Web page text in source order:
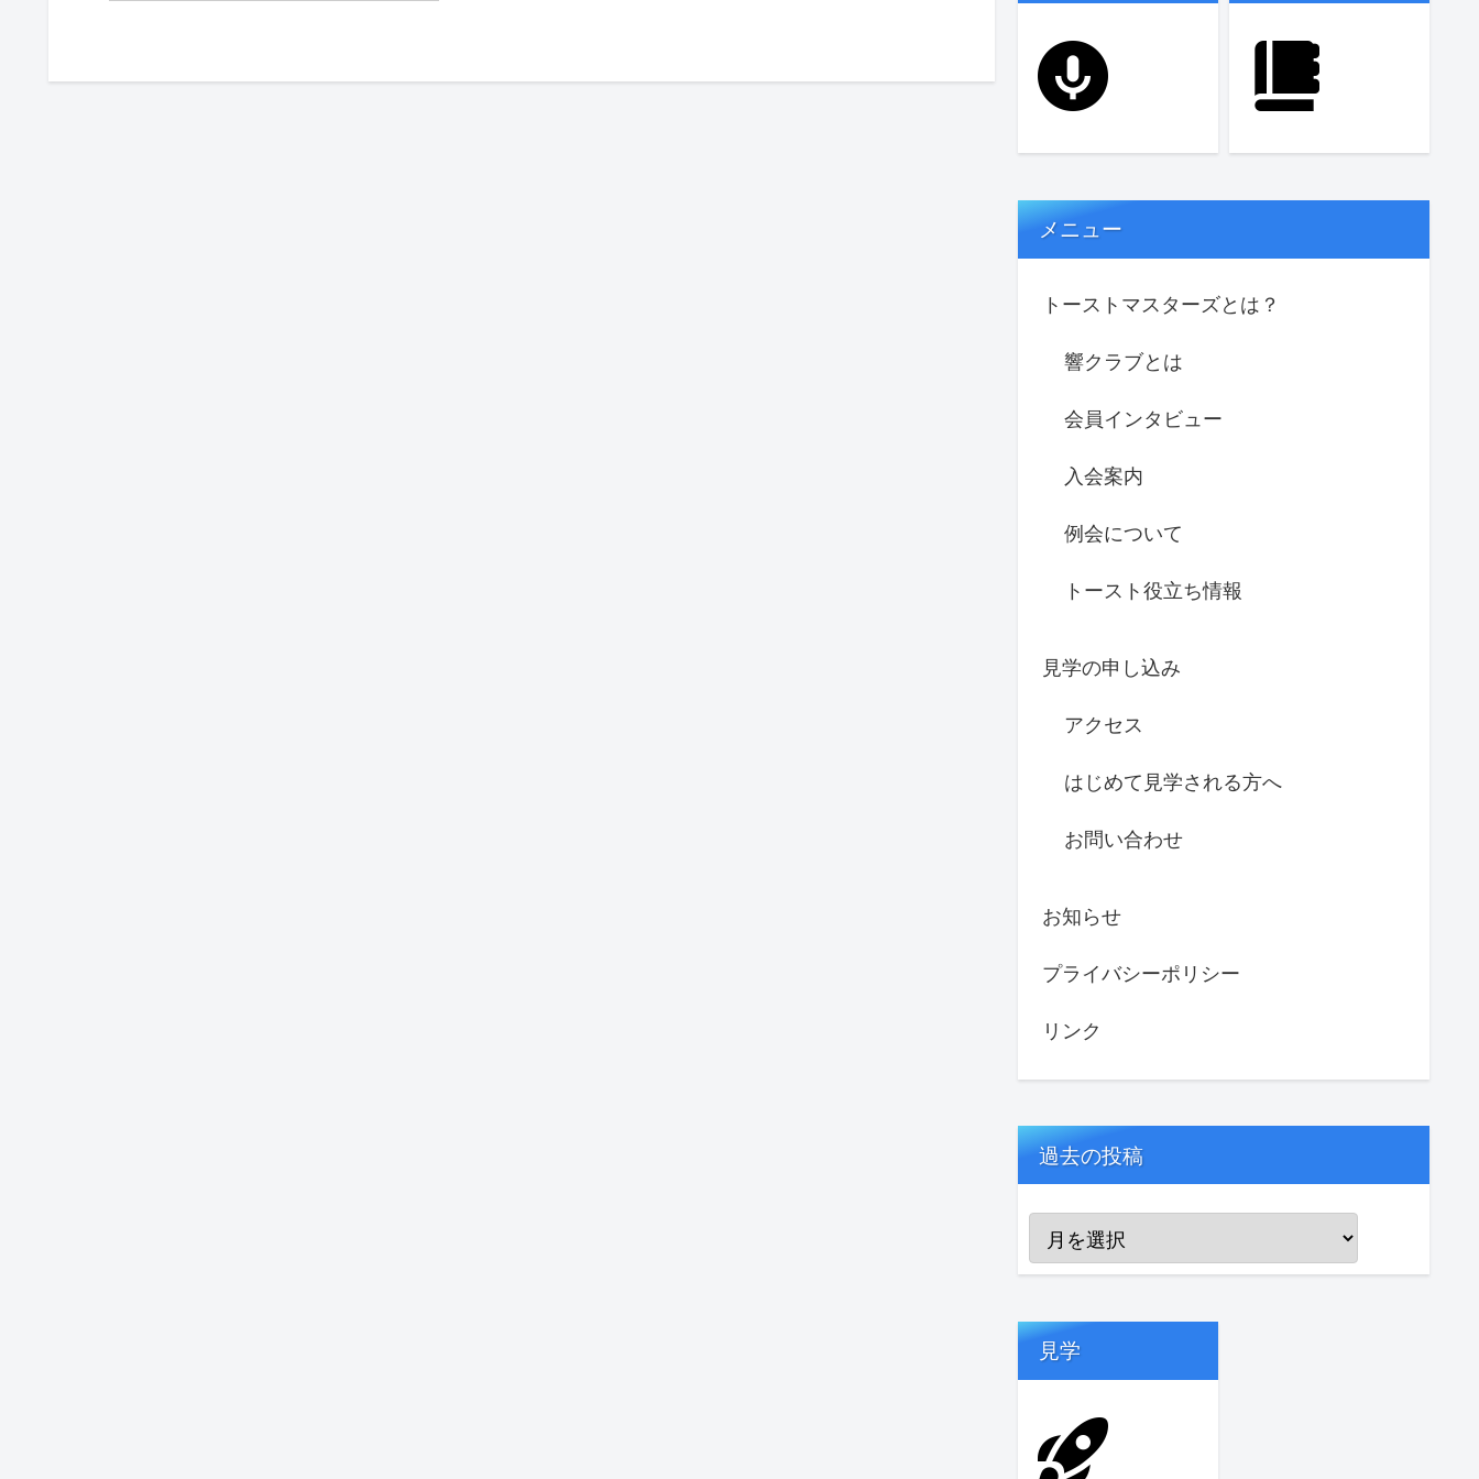
メニュー
トーストマスターズとは？
響クラブとは
会員インタビュー
入会案内
例会について
トースト役立ち情報
見学の申し込み
アクセス
はじめて見学される方へ
お問い合わせ
お知らせ
プライバシーポリシー
リンク
過去の投稿
見学